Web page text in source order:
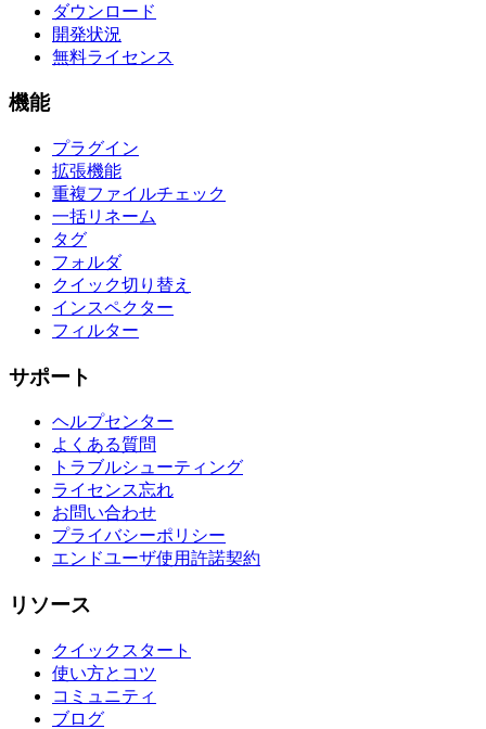
ダウンロード
開発状況
無料ライセンス
機能
プラグイン
拡張機能
重複ファイルチェック
一括リネーム
タグ
フォルダ
クイック切り替え
インスペクター
フィルター
サポート
ヘルプセンター
よくある質問
トラブルシューティング
ライセンス忘れ
お問い合わせ
プライバシーポリシー
エンドユーザ使用許諾契約
リソース
クイックスタート
使い方とコツ
コミュニティ
ブログ